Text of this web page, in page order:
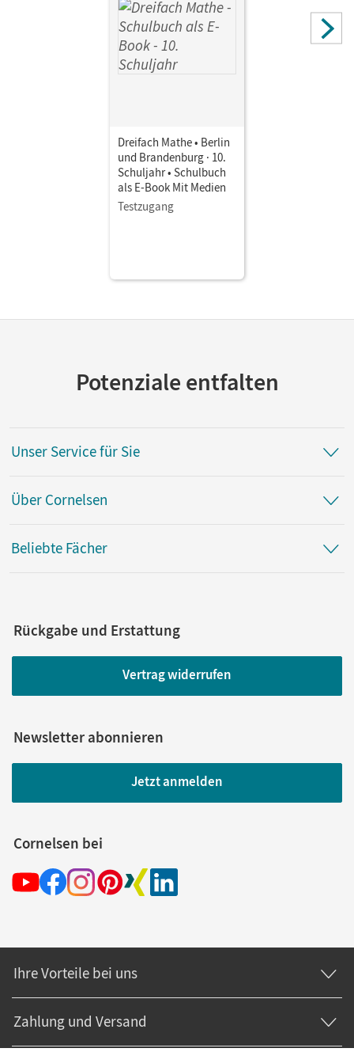
Dreifach Mathe • Berlin
und Brandenburg · 10.
Schuljahr • Schulbuch
als E-Book Mit Medien
Testzugang
Potenziale entfalten
Unser Service für Sie
Über Cornelsen
Beliebte Fächer
Rückgabe und Erstattung
Vertrag widerrufen
Newsletter abonnieren
Jetzt anmelden
Cornelsen bei
Ihre Vorteile bei uns
Zahlung und Versand